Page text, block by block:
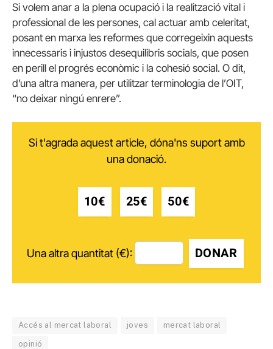
Si volem anar a la plena ocupació i la realització vital i
professional de les persones, cal actuar amb celeritat,
posant en marxa les reformes que corregeixin aquests
innecessaris i injustos desequilibris socials, que posen
en perill el progrés econòmic i la cohesió social. O dit,
d’una altra manera, per utilitzar terminologia de l’OIT,
“no deixar ningú enrere”.
Si t'agrada aquest article, dóna'ns suport amb
una donació.
10€ 25€ 50€
Una altra quantitat (€): DONAR
Accés al mercat laboral joves mercat laboral
opinió